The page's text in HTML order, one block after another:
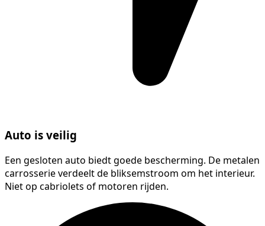
Auto is veilig
Een gesloten auto biedt goede bescherming. De metalen
carrosserie verdeelt de bliksemstroom om het interieur.
Niet op cabriolets of motoren rijden.